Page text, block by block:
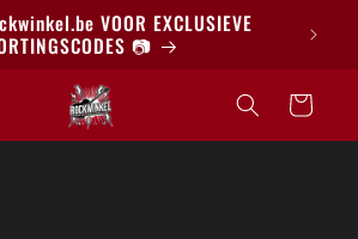
VOOR EXCLUSIEVE
KORTINGSCODES 📷
Winkelwagen